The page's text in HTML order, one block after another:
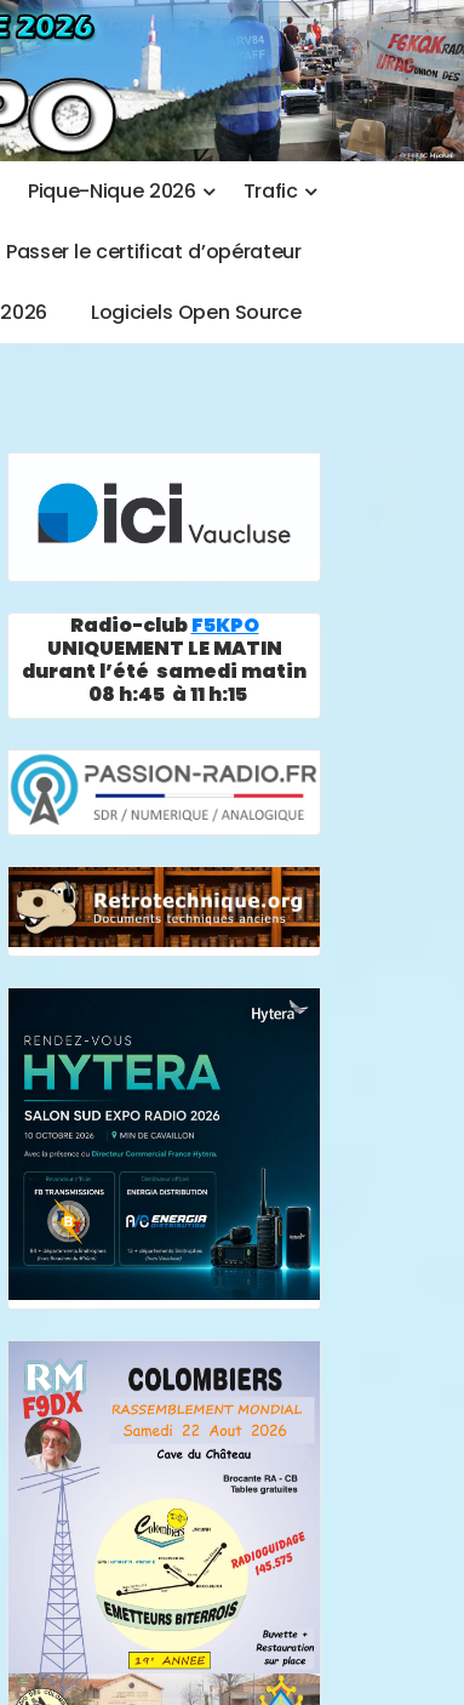
Pique-Nique 2026 Trafic
Passer le certificat d’opérateur
2026 Logiciels Open Source
Radio-clubF5KPO
UNIQUEMENT LE MATIN
durant l’été samedi matin
08 h:45 à 11 h:15